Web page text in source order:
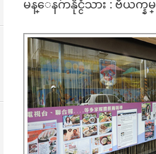
မန္ေနဂ်ာနိုင္ငံသား : ဗီယက္နမ္